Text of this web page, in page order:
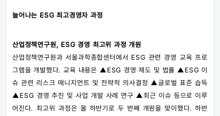
늘어나는 ESG 최고경영자 과정
산업정책연구원, ESG 경영 최고위 과정 개원
산업정책연구원과 서울과학종합센터에서 ESG 관련 경영 교육 프로
그램을 개발했다. 교육 내용은 ▲ESG 경영 제도 및 법률 ▲ESG 이
슈 관련 리스크 매니지먼트 및 전략적 의사결정 ▲글로벌 표준 습득
▲ESG 경영 추진 및 사업 개발 사례 연구 ▲최근 이슈 등으로 이루
어진다. 최고위 과정은 올 하반기로 두 번째 개원을 맞이했다. 하반